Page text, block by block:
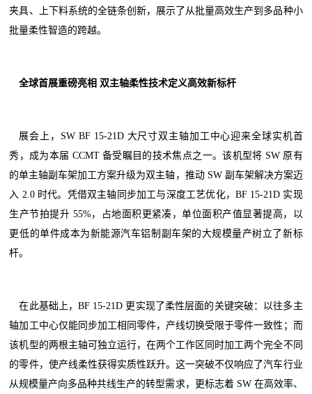
夹具、上下料系统的全链条创新，展示了从批量高效生产到多品种小
批量柔性智造的跨越。
全球首展重磅亮相 双主轴柔性技术定义高效新标杆
展会上，SW BF 15-21D 大尺寸双主轴加工中心迎来全球实机首
秀，成为本届 CCMT 备受瞩目的技术焦点之一。该机型将 SW 原有
的单主轴副车架加工方案升级为双主轴，推动 SW 副车架解决方案迈
入 2.0 时代。凭借双主轴同步加工与深度工艺优化，BF 15-21D 实现
生产节拍提升 55%，占地面积更紧凑，单位面积产值显著提高，以
更低的单件成本为新能源汽车铝制副车架的大规模量产树立了新标
杆。
在此基础上，BF 15-21D 更实现了柔性层面的关键突破：以往多主
轴加工中心仅能同步加工相同零件，产线切换受限于零件一致性；而
该机型的两根主轴可独立运行，在两个工作区同时加工两个完全不同
的零件，使产线柔性获得实质性跃升。这一突破不仅响应了汽车行业
从规模量产向多品种共线生产的转型需求，更标志着 SW 在高效率、